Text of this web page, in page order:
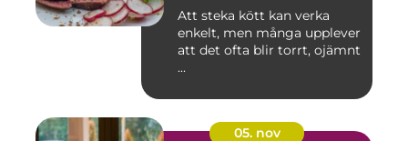
Att steka kött kan verka
enkelt, men många upplever
att det ofta blir torrt, ojämnt
...
05. nov